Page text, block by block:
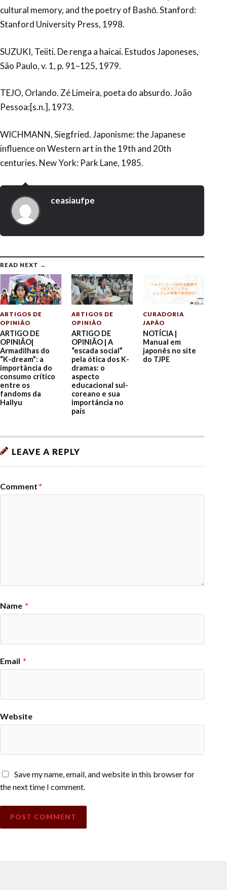
cultural memory, and the poetry of Bashō. Stanford:
Stanford University Press, 1998.
SUZUKI, Teiiti. De renga a haicai. Estudos Japoneses,
São Paulo, v. 1, p. 91–125, 1979.
TEJO, Orlando. Zé Limeira, poeta do absurdo. João
Pessoa:[s.n.], 1973.
WICHMANN, Siegfried. Japonisme: the Japanese
influence on Western art in the 19th and 20th
centuries. New York: Park Lane, 1985.
ceasiaufpe
READ NEXT →
ARTIGOS DE
OPINIÃO
ARTIGO DE
OPINIÃO|
Armadilhas do
“K-dream”: a
importância do
consumo crítico
entre os
fandoms da
Hallyu
ARTIGOS DE
OPINIÃO
ARTIGO DE
OPINIÃO | A
“escada social”
pela ótica dos K-
dramas: o
aspecto
educacional sul-
coreano e sua
importância no
país
CURADORIA
JAPÃO
NOTÍCIA |
Manual em
japonês no site
do TJPE
LEAVE A REPLY
Comment *
Name *
Email *
Website
Save my name, email, and website in this browser for
the next time I comment.